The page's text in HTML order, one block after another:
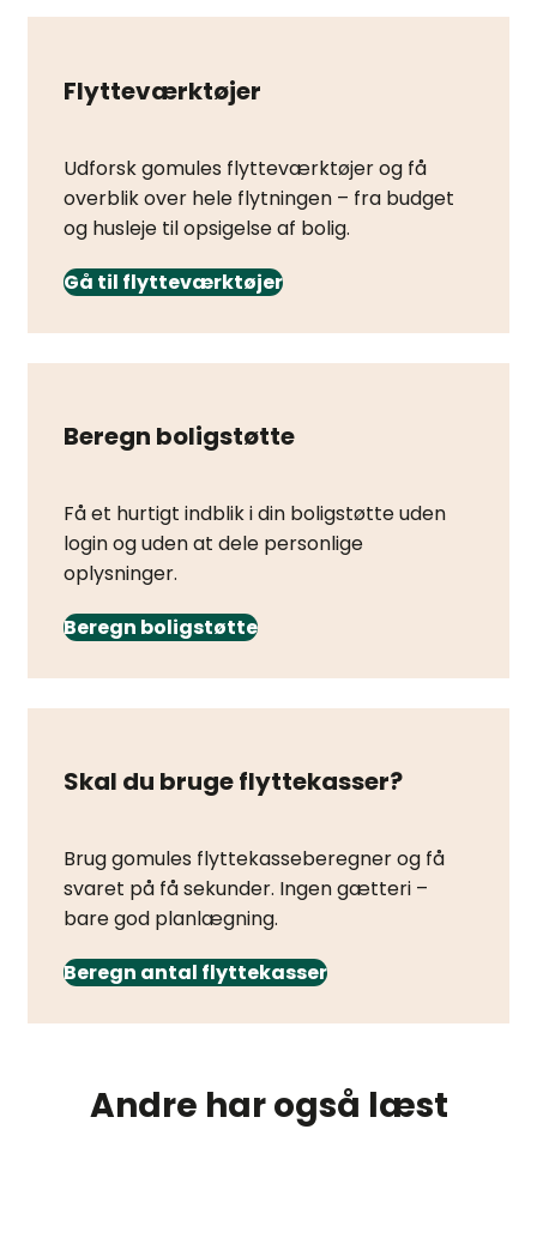
Flytteværktøjer
Udforsk gomules flytteværktøjer og få
overblik over hele flytningen – fra budget
og husleje til opsigelse af bolig.
Gå til flytteværktøjer
Beregn boligstøtte
Få et hurtigt indblik i din boligstøtte uden
login og uden at dele personlige
oplysninger.
Beregn boligstøtte
Skal du bruge flyttekasser?
Brug gomules flyttekasseberegner og få
svaret på få sekunder. Ingen gætteri –
bare god planlægning.
Beregn antal flyttekasser
Andre har også læst